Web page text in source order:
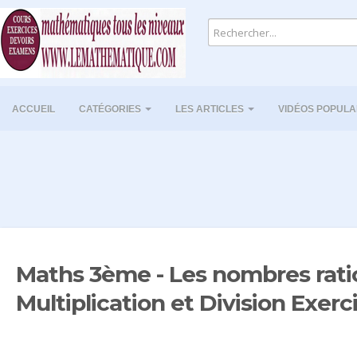
ACCUEIL CATÉGORIES LES ARTICLES VIDÉOS
Maths 3ème - Les nombres
Multiplication et Division